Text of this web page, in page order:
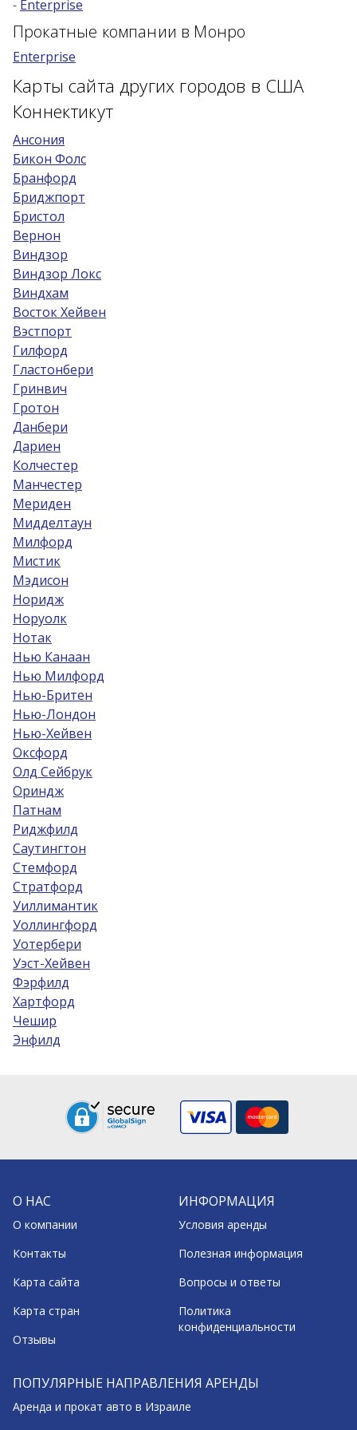
Возраст 25-70 лет?
Купон/промо
- Enterprise
Прокатные компании в Монро
Enterprise
Карты сайта других городов в США
Коннектикут
Ансония
Бикон Фолс
Бранфорд
Бриджпорт
Бристол
Вернон
Виндзор
Виндзор Локс
Виндхам
Восток Хейвен
Вэстпорт
Гилфорд
Гластонбери
Гринвич
Гротон
Данбери
Дариен
Колчестер
Манчестер
Мериден
Мидделтаун
Милфорд
Мистик
Мэдисон
Норидж
Норуолк
Нотак
Нью Канаан
Нью Милфорд
Нью-Бритен
Нью-Лондон
Нью-Хейвен
Оксфорд
Олд Сейбрук
Ориндж
Патнам
Риджфилд
Саутингтон
Стемфорд
Стратфорд
Уиллимантик
Уоллингфорд
Уотербери
Уэст-Хейвен
Фэрфилд
Хартфорд
Чешир
Энфилд
О НАС
О компании
Контакты
Карта сайта
Карта стран
Отзывы
ИНФОРМАЦИЯ
Условия аренды
Полезная информация
Вопросы и ответы
Политика
конфиденциальности
ПОПУЛЯРНЫЕ НАПРАВЛЕНИЯ АРЕНДЫ
Аренда и прокат авто в Израиле